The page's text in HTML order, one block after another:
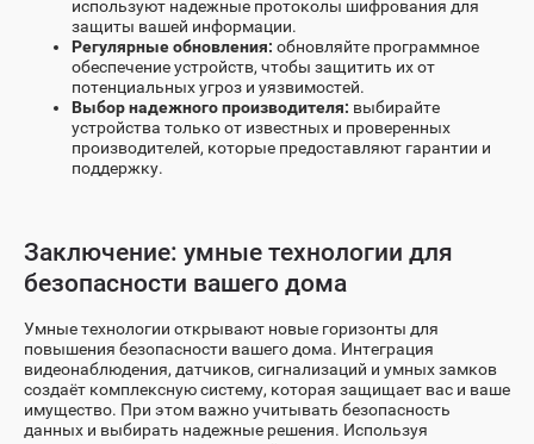
используют надежные протоколы шифрования для
защиты вашей информации.
Регулярные обновления: обновляйте программное
обеспечение устройств, чтобы защитить их от
потенциальных угроз и уязвимостей.
Выбор надежного производителя: выбирайте
устройства только от известных и проверенных
производителей, которые предоставляют гарантии и
поддержку.
Заключение: умные технологии для
безопасности вашего дома
Умные технологии открывают новые горизонты для
повышения безопасности вашего дома. Интеграция
видеонаблюдения, датчиков, сигнализаций и умных замков
создаёт комплексную систему, которая защищает вас и ваше
имущество. При этом важно учитывать безопасность
данных и выбирать надежные решения. Используя